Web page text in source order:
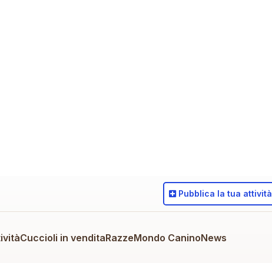
Cuccioli in venditaRazzeMondo CaninoNews
Pubblica la tua attività